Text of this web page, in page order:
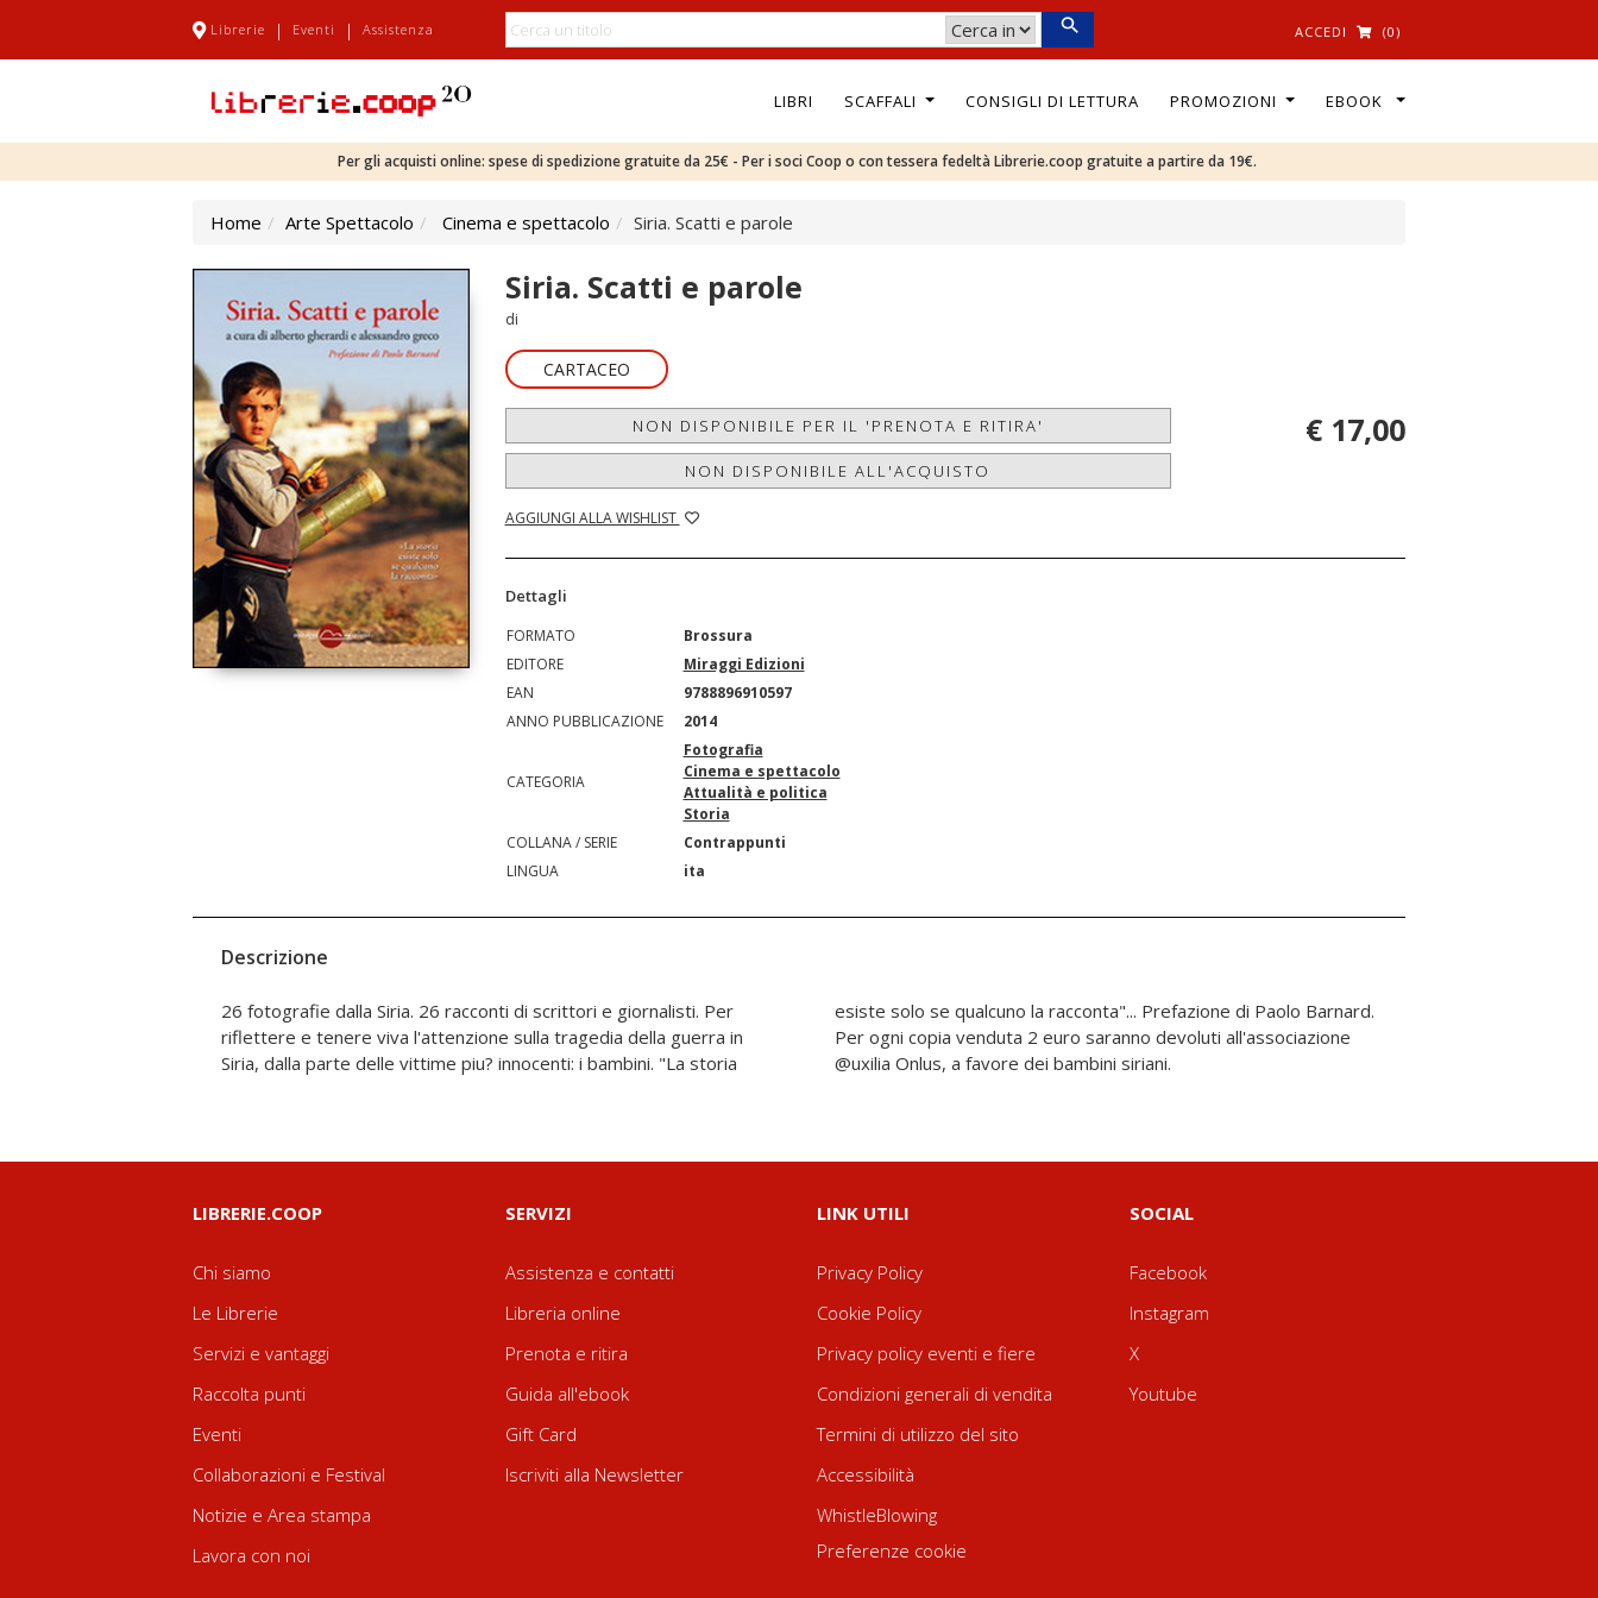
Librerie | Eventi | Assistenza ACCEDI (0)
LIBRI SCAFFALI CONSIGLI DI LETTURA PROMOZIONI EBOOK
Per gli acquisti online: spese di spedizione gratuite da 25€ - Per i soci Coop o con tessera fedeltà Librerie.coop gratuite a partire da 19€.
Home Arte Spettacolo Cinema e spettacolo Siria. Scatti e parole
Siria. Scatti e parole
di
CARTACEO
NON DISPONIBILE PER IL 'PRENOTA E RITIRA'
NON DISPONIBILE ALL'ACQUISTO
AGGIUNGI ALLA WISHLIST
€ 17,00
Dettagli
FORMATO
Brossura
EDITORE
Miraggi Edizioni
EAN
9788896910597
ANNO PUBBLICAZIONE
2014
CATEGORIA
Fotografia
Cinema e spettacolo
Attualità e politica
Storia
COLLANA / SERIE
Contrappunti
LINGUA
ita
Descrizione
26 fotografie dalla Siria. 26 racconti di scrittori e giornalisti. Per
riflettere e tenere viva l'attenzione sulla tragedia della guerra in
Siria, dalla parte delle vittime piu? innocenti: i bambini. "La storia
esiste solo se qualcuno la racconta"... Prefazione di Paolo Barnard.
Per ogni copia venduta 2 euro saranno devoluti all'associazione
@uxilia Onlus, a favore dei bambini siriani.
LIBRERIE.COOP
Chi siamo
Le Librerie
Servizi e vantaggi
Raccolta punti
Eventi
Collaborazioni e Festival
Notizie e Area stampa
Lavora con noi
SERVIZI
Assistenza e contatti
Libreria online
Prenota e ritira
Guida all'ebook
Gift Card
Iscriviti alla Newsletter
LINK UTILI
Privacy Policy
Cookie Policy
Privacy policy eventi e fiere
Condizioni generali di vendita
Termini di utilizzo del sito
Accessibilità
WhistleBlowing
Preferenze cookie
SOCIAL
Facebook
Instagram
X
Youtube